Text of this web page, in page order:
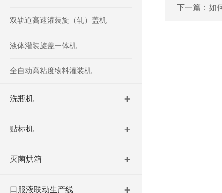
双轨道高速灌装旋（轧）盖机
液体灌装旋盖一体机
全自动高粘度物料灌装机
洗瓶机
贴标机
灭菌烘箱
口服液联动生产线
下一篇： 如